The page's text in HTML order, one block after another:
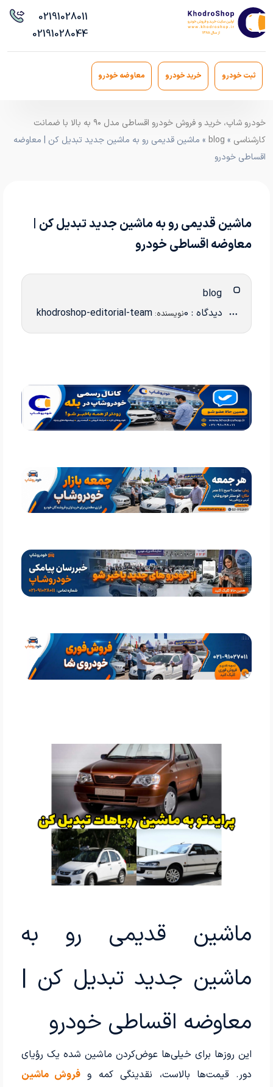
02191028011
02191028044
ثبت خودرو خرید خودرو معاوضه خودرو
خودرو شاپ، خرید و فروش خودرو اقساطی مدل ۹۰ به بالا با ضمانت
کارشناسی »
blog » ماشین قدیمی رو به ماشین جدید تبدیل کن | معاوضه
اقساطی خودرو
ماشین قدیمی رو به ماشین جدید تبدیل کن |
معاوضه اقساطی خودرو
دیدگاه : 0 نویسنده: khodroshop-editorial-team
ماشین قدیمی رو به
ماشین جدید تبدیل کن |
معاوضه اقساطی خودرو
این روزها برای خیلی‌ها عوض‌کردن ماشین شده یک رؤیای
دور. قیمت‌ها بالاست، نقدینگی کمه و فروش ماشین